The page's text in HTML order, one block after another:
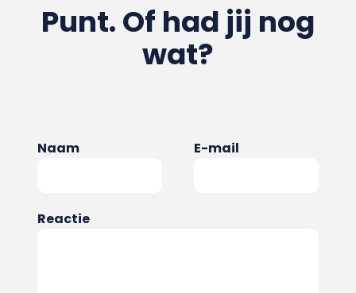
Punt. Of had jij nog
wat?
Naam E-mail
Reactie